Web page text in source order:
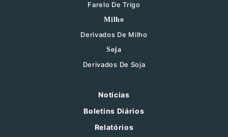
Farelo De Trigo
Milho
Derivados De Milho
Soja
Derivados De Soja
Notícias
Boletins Diários
Relatórios